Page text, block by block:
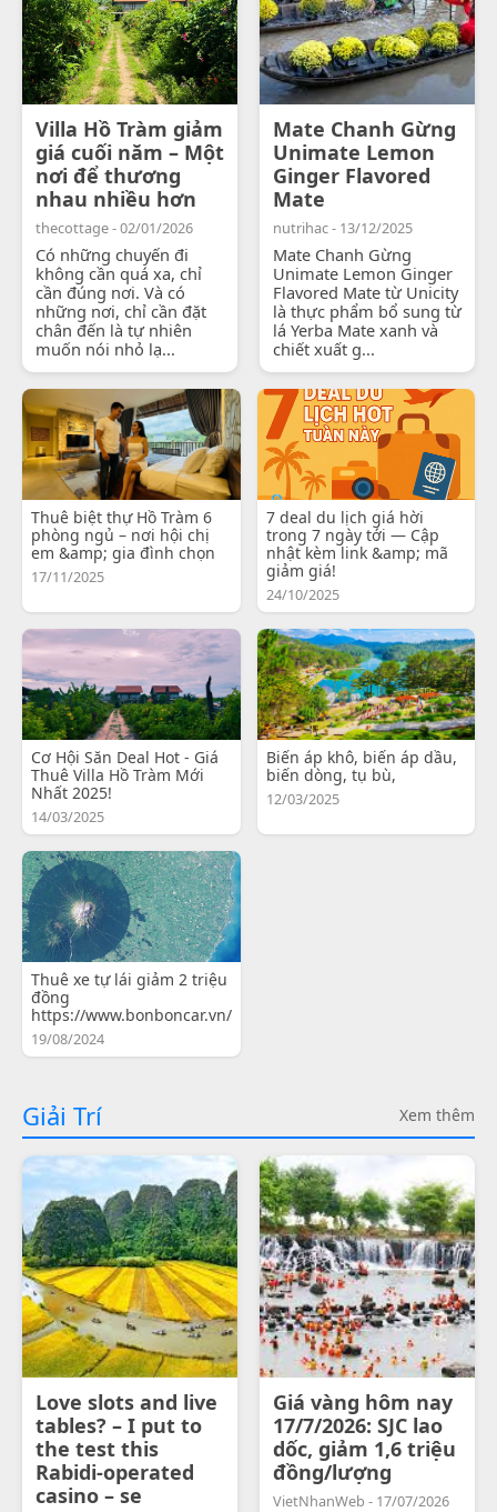
Villa Hồ Tràm giảm
giá cuối năm – Một
nơi để thương
nhau nhiều hơn
thecottage - 02/01/2026
Có những chuyến đi
không cần quá xa, chỉ
cần đúng nơi. Và có
những nơi, chỉ cần đặt
chân đến là tự nhiên
muốn nói nhỏ lạ...
Mate Chanh Gừng
Unimate Lemon
Ginger Flavored
Mate
nutrihac - 13/12/2025
Mate Chanh Gừng
Unimate Lemon Ginger
Flavored Mate từ Unicity
là thực phẩm bổ sung từ
lá Yerba Mate xanh và
chiết xuất g...
Thuê biệt thự Hồ Tràm 6
phòng ngủ – nơi hội chị
em &amp; gia đình chọn
17/11/2025
7 deal du lịch giá hời
trong 7 ngày tới — Cập
nhật kèm link &amp; mã
giảm giá!
24/10/2025
Cơ Hội Săn Deal Hot - Giá
Thuê Villa Hồ Tràm Mới
Nhất 2025!
14/03/2025
Biến áp khô, biến áp dầu,
biến dòng, tụ bù,
12/03/2025
Thuê xe tự lái giảm 2 triệu
đồng
https://www.bonboncar.vn/
19/08/2024
Giải Trí Xem thêm
Love slots and live
tables? – I put to
the test this
Rabidi-operated
casino – se
Giá vàng hôm nay
17/7/2026: SJC lao
dốc, giảm 1,6 triệu
đồng/lượng
VietNhanWeb - 17/07/2026